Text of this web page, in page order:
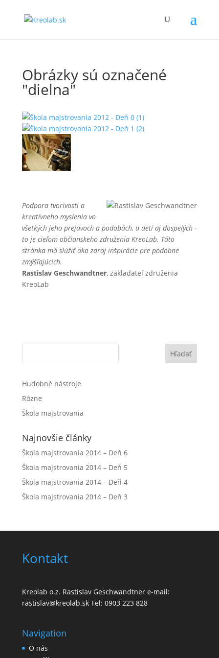
Obrázky sú označené
"dielna"
Podpora tvorivosti a
kreatívneho myslenia vo
všetkých jeho prejavoch a podobách, u detí aj dospelých -
to je cieľom občianskeho združenia KreoLab. Táto
stránka má slúžiť ako zdroj inšpirácie pre podobne
zmýšľajúcich.
Rastislav Geschwandtner, zakladateľ združenia
KreoLab
Hľadať
Hudobné nástroje
Rôzne
Škola majstrovania
Najnovšie články
Škola majstrovania 2014 – Deň 6
Škola majstrovania 2014 – Deň 5
Škola majstrovania 2014 – Deň 4
Škola majstrovania 2014 – Deň 3
Kontakt
Kreolab o.z. Rastislav Geschwandtner e-mail:
rastislav@kreolab.sk Tel: 0903 223 828
Navigation
O nás